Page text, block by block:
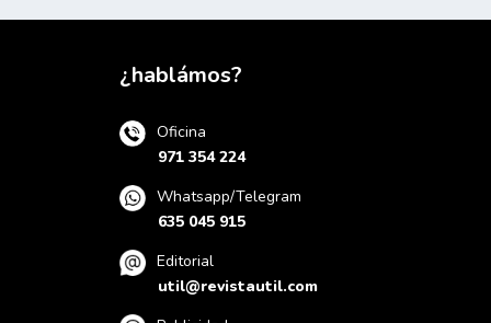
¿hablámos?
Oficina
971 354 224
Whatsapp/Telegram
635 045 915
Editorial
util@revistautil.com